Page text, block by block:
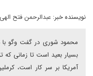
نویسنده خبر: عبدالرحمن فتح الهی
محمود شوری در گفت وگو با
بسیار بعید است تا زمانی که
آمریکا بر سر کار است،